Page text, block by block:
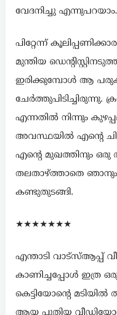
വേദനിച്ചു എന്നുപറയാം.
പിറ്റേന്ന്
മുന്തിയ
ഇരിക്കുമ്പോൾ ആ
ചേർത്തുപിടിച്ചിരുന്നു.
എന്നതിൽ നിന്നും
അവസ്ഥയിൽ എന്റെ
എന്റെ മുഖത്തിനും
തലതാഴ്ത്താതെ
കണ്ടുതുടങ്ങി.
★★★★★★★
എന്താടി വാട്സ്ആപ്പ്
കാണിച്ചപ്പോൾ ഇത്ര
കെട്ടിയോന്റെ